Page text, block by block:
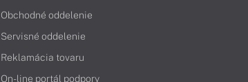
Obchodné oddelenie
Servisné oddelenie
Reklamácia tovaru
On-line portál podpory